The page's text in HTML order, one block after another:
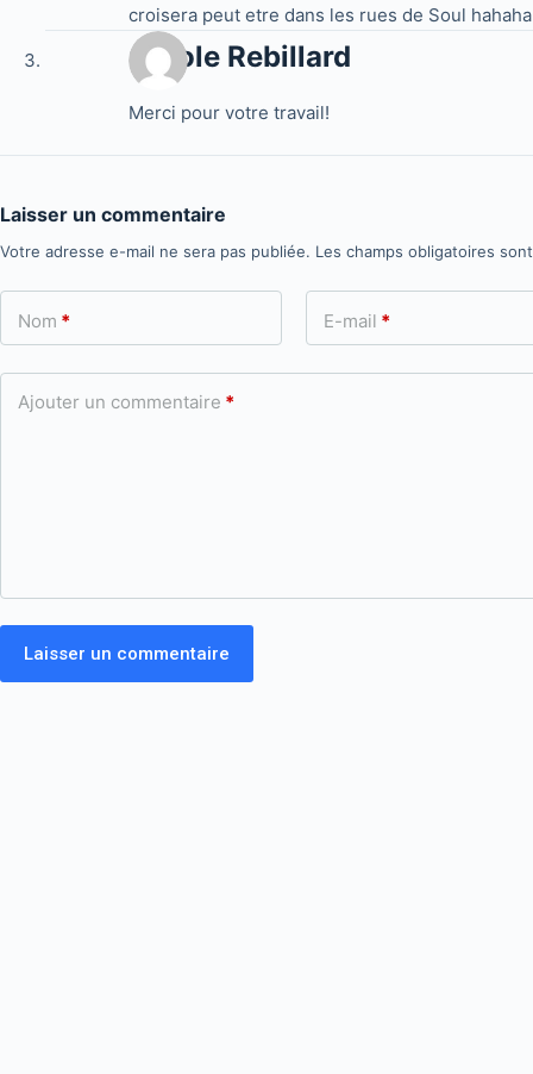
croisera peut etre dans les rues de Soul hahaha
Carole Rebillard
Merci pour votre travail!
Laisser un commentaire
Votre adresse e-mail ne sera pas publiée. Les champs obligatoires
Nom * E-mail *
Ajouter un commentaire *
Laisser un commentaire